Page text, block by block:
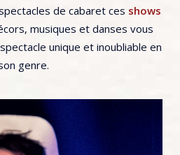
de cabaret ces shows
musiques et danses vous
unique et inoubliable en
genre.